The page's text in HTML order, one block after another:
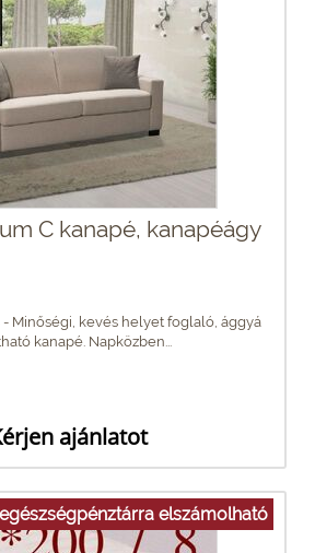
C kanapé, kanapéágy
- Minőségi, kevés helyet foglaló, ággyá
kanapé. Napközben...
ajánlatot
egészségpénztárra elszámolható